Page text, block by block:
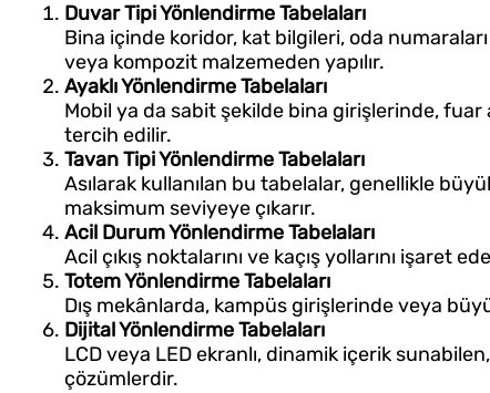
Duvar Tipi Yönlendirme Tabelaları
Bina içinde koridor, kat bilgileri, oda
veya kompozit malzemeden yapılır.
Ayaklı Yönlendirme Tabelaları
Mobil ya da sabit şekilde bina girişlerinde,
tercih edilir.
Tavan Tipi Yönlendirme Tabelaları
Asılarak kullanılan bu tabelalar, genellikle
maksimum seviyeye çıkarır.
Acil Durum Yönlendirme Tabelaları
Acil çıkış noktalarını ve kaçış yollarını işaret
Totem Yönlendirme Tabelaları
Dış mekânlarda, kampüs girişlerinde veya
Dijital Yönlendirme Tabelaları
LCD veya LED ekranlı, dinamik içerik
çözümlerdir.